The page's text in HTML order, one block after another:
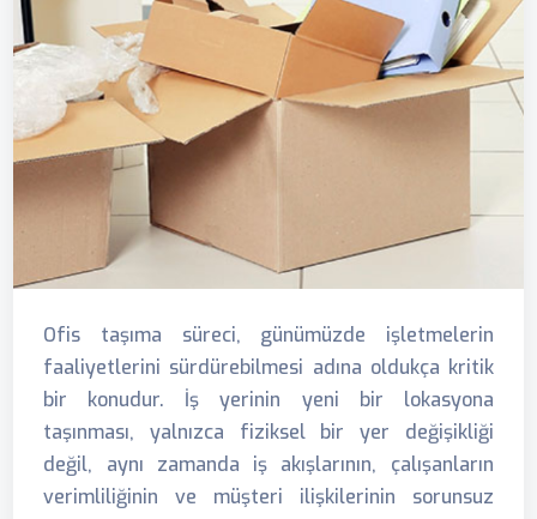
Ofis taşıma süreci, günümüzde işletmelerin
faaliyetlerini sürdürebilmesi adına oldukça kritik
bir konudur. İş yerinin yeni bir lokasyona
taşınması, yalnızca fiziksel bir yer değişikliği
değil, aynı zamanda iş akışlarının, çalışanların
verimliliğinin ve müşteri ilişkilerinin sorunsuz